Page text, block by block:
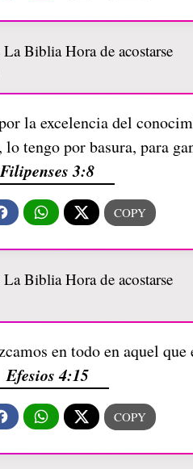
la excelencia del
tengo por basura, para
Filipenses 3:8
en todo en aquel que
Efesios 4:15